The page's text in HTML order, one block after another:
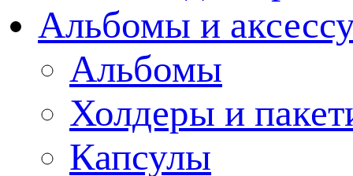
Альбомы и
Альбомы
Холдеры и
Капсулы